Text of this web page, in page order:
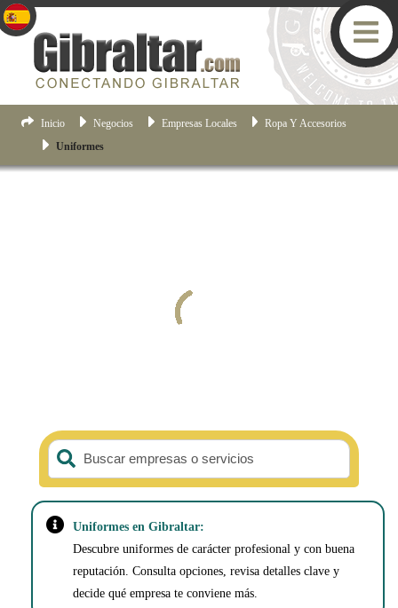
Inicio Negocios Empresas Locales
Ropa Y Accesorios
Uniformes
Buscar empresas o servicios
Uniformes en Gibraltar:
Descubre uniformes de carácter profesional y con buena
reputación. Consulta opciones, revisa detalles clave y
decide qué empresa te conviene más.